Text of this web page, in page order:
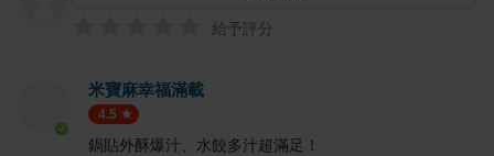
給予評分
米寶麻幸福滿載
4.5
鍋貼外酥爆汁、水餃多汁超滿足！